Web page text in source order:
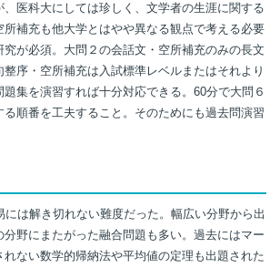
医科大にしては珍しく、文学者の生涯に関する
補充も他大学とはやや異なる観点で考える必要
が必須。大問２の会話文・空所補充のみの長文
整序・空所補充は入試標準レベルまたはそれより
集を演習すれば十分対応できる。60分で大問６
る順番を工夫すること。そのためにも過去問演習
には解き切れない難度だった。幅広い分野から出
分野にまたがった融合問題も多い。過去にはマー
れない数学的帰納法や平均値の定理も出題された